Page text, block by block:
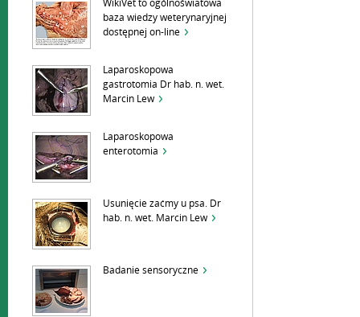
WikiVet to ogólnoświatowa
baza wiedzy weterynaryjnej
dostępnej on-line
Laparoskopowa
gastrotomia Dr hab. n. wet.
Marcin Lew
Laparoskopowa
enterotomia
Usunięcie zaćmy u psa. Dr
hab. n. wet. Marcin Lew
Badanie sensoryczne